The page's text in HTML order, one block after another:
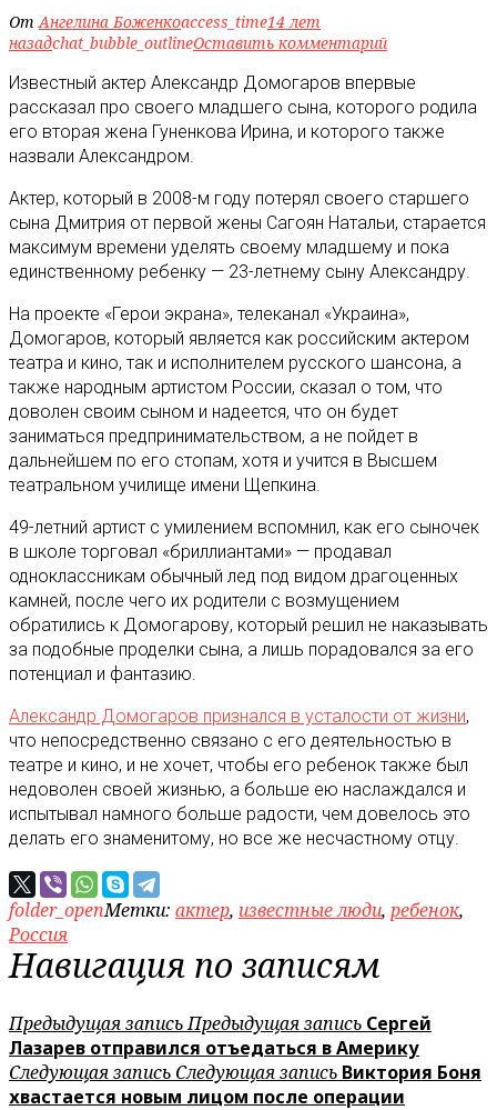
ОтАнгелина Боженкоaccess_time14 лет
назадchat_bubble_outlineОставить комментарий
Известный актер Александр Домогаров впервые
рассказал про своего младшего сына, которого родила
его вторая жена Гуненкова Ирина, и которого также
назвали Александром.
Актер, который в 2008-м году потерял своего старшего
сына Дмитрия от первой жены Сагоян Натальи, старается
максимум времени уделять своему младшему и пока
единственному ребенку — 23-летнему сыну Александру.
На проекте «Герои экрана», телеканал «Украина»,
Домогаров, который является как российским актером
театра и кино, так и исполнителем русского шансона, а
также народным артистом России, сказал о том, что
доволен своим сыном и надеется, что он будет
заниматься предпринимательством, а не пойдет в
дальнейшем по его стопам, хотя и учится в Высшем
театральном училище имени Щепкина.
49-летний артист с умилением вспомнил, как его сыночек
в школе торговал «бриллиантами» — продавал
одноклассникам обычный лед под видом драгоценных
камней, после чего их родители с возмущением
обратились к Домогарову, который решил не наказывать
за подобные проделки сына, а лишь порадовался за его
потенциал и фантазию.
Александр Домогаров признался в усталости от жизни,
что непосредственно связано с его деятельностью в
театре и кино, и не хочет, чтобы его ребенок также был
недоволен своей жизнью, а больше ею наслаждался и
испытывал намного больше радости, чем довелось это
делать его знаменитому, но все же несчастному отцу.
folder_openМетки: актер, известные люди, ребенок,
Россия
Навигация по записям
Предыдущая записьПредыдущая запись Сергей
Лазарев отправился отъедаться в Америку
Следующая запись Следующая запись Виктория Боня
хвастается новым лицом после операции